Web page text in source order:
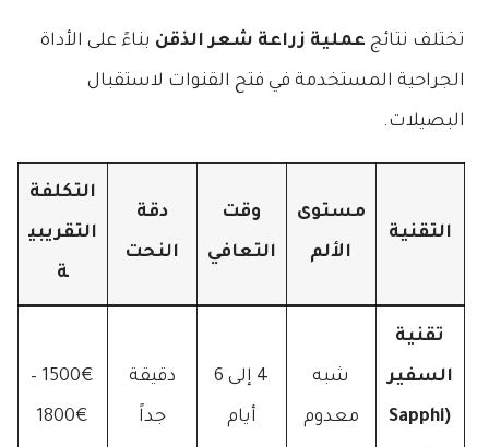
تختلف نتائج عملية زراعة شعر الذقن بناءً على الأداة
الجراحية المستخدمة في فتح القنوات لاستقبال
البصيلات.
التقنية
مستوى
الألم
وقت
التعافي
دقة
النحت
التكلفة
التقريبي
ة
تقنية
السفير
(Sapphi
شبه
معدوم
4 إلى 6
أيام
دقيقة
جداً
1500€ –
1800€